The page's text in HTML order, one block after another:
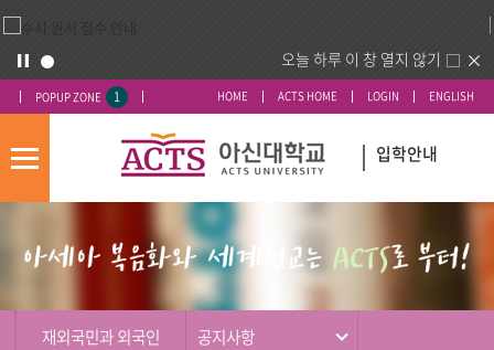
오늘 하루 이 창 열지 않기
POPUP ZONE 1 HOME ACTS HOME LOGIN ENGLISH
모
뉴
입학안내
재외국민과 외국인 공지사항